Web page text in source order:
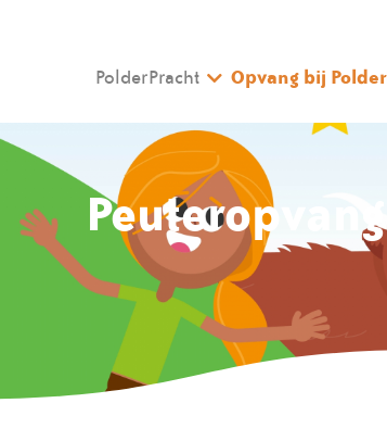
PolderPracht Opvang bij
Peuteropvang